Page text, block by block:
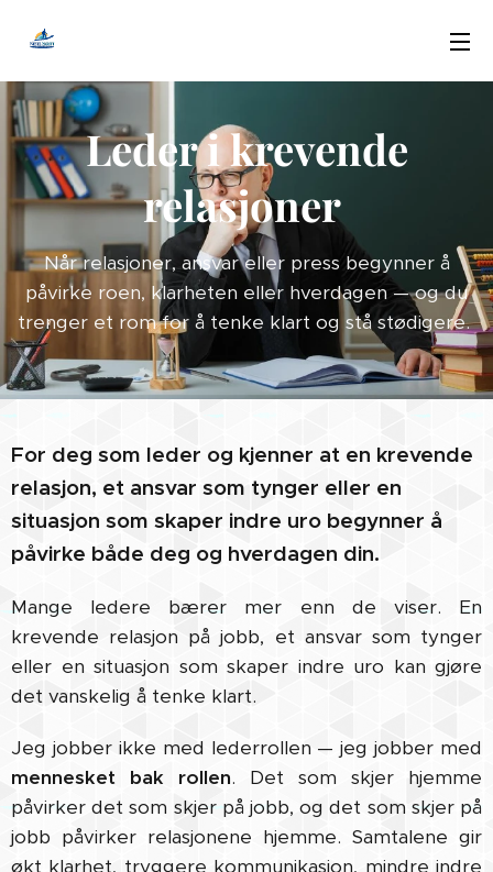
Leder i krevende
relasjoner
Når relasjoner, ansvar eller press begynner å
påvirke roen, klarheten eller hverdagen — og du
trenger et rom for å tenke klart og stå stødigere.
For deg som leder og kjenner at en krevende
relasjon, et ansvar som tynger eller en
situasjon som skaper indre uro begynner å
påvirke både deg og hverdagen din.
Mange ledere bærer mer enn de viser. En
krevende relasjon på jobb, et ansvar som tynger
eller en situasjon som skaper indre uro kan gjøre
det vanskelig å tenke klart.
Jeg jobber ikke med lederrollen — jeg jobber med
mennesket bak rollen. Det som skjer hjemme
påvirker det som skjer på jobb, og det som skjer på
jobb påvirker relasjonene hjemme. Samtalene gir
økt klarhet, tryggere kommunikasjon, mindre indre